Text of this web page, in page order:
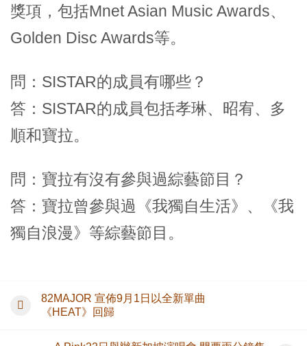
獎項，包括Mnet Asian Music Awards、
Golden Disc Awards等。
問：SISTAR的成員有哪些？
答：SISTAR的成員包括孝琳、昭宥、多
順和寶拉。
問：寶拉有沒有參與過綜藝節目？
答：寶拉曾參與過《我獨自生活》、《我
獨自浪漫》等綜藝節目。
82MAJOR 宣佈9月1日以全新單曲
《HEAT》回歸